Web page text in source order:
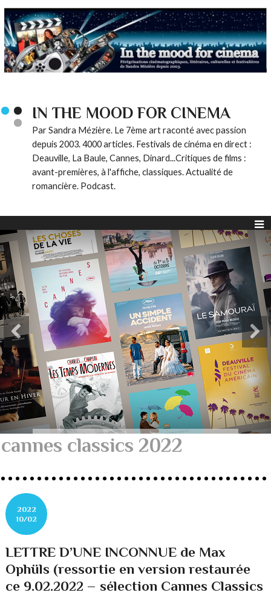
IN THE MOOD FOR CINEMA
Par Sandra Mézière. Le 7ème art raconté avec passion
depuis 2003. 4000 articles. Festivals de cinéma en direct :
Deauville, La Baule, Cannes, Dinard...Critiques de films :
avant-premières, à l'affiche, classiques. Actualité de
romancière. Podcast.
cannes classics 2022
2022
10/02
LETTRE D’UNE INCONNUE de Max
Ophüls (ressortie en version restaurée
ce 9.02.2022 – sélection Cannes Classics